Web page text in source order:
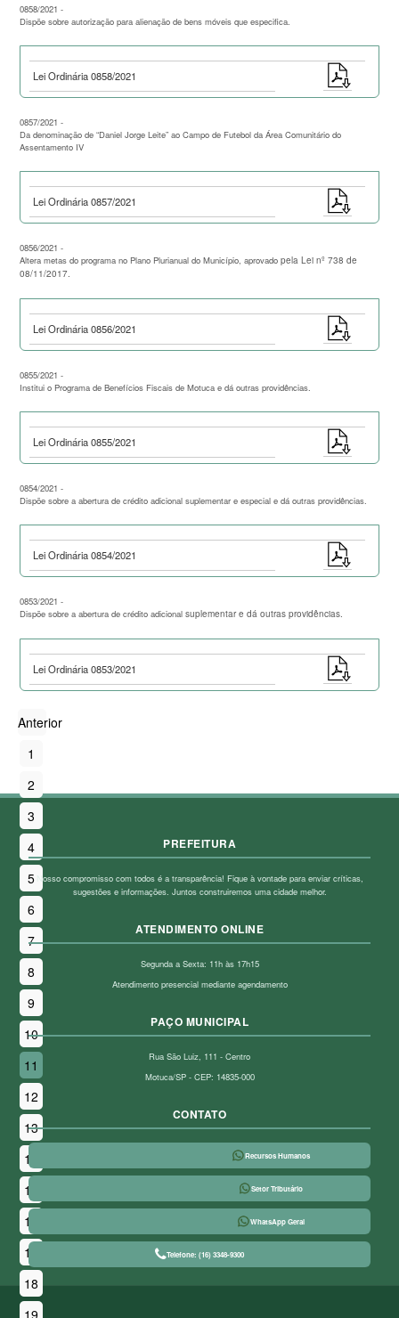
0858/2021 -
Dispõe sobre autorização para alienação de bens móveis que especifica.
Lei Ordinária 0858/2021
0857/2021 -
Da denominação de “Daniel Jorge Leite” ao Campo de Futebol da Área Comunitário do
Assentamento IV
Lei Ordinária 0857/2021
0856/2021 -
Altera metas do programa no Plano Plurianual do Município, aprovadopela Lei nº 738 de
08/11/2017.
Lei Ordinária 0856/2021
0855/2021 -
Institui o Programa de Benefícios Fiscais de Motuca e dá outras providências.
Lei Ordinária 0855/2021
0854/2021 -
Dispõe sobre a abertura de crédito adicional suplementar e especial e dá outras providências.
Lei Ordinária 0854/2021
0853/2021 -
Dispõe sobre a abertura de crédito adicionalsuplementar e dá outras providências.
Lei Ordinária 0853/2021
Anterior
1
2
3
4
5
6
7
8
9
10
11
12
13
14
15
16
17
18
19
PREFEITURA
Nosso compromisso com todos é a transparência! Fique à vontade para enviar críticas,
sugestões e informações. Juntos construiremos uma cidade melhor.
ATENDIMENTO ONLINE
Segunda a Sexta: 11h às 17h15
Atendimento presencial mediante agendamento
PAÇO MUNICIPAL
Rua São Luiz, 111 - Centro
Motuca/SP - CEP: 14835-000
CONTATO
Recursos Humanos
Setor Tributário
WhatsApp Geral
Telefone: (16) 3348-9300